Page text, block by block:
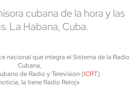
cubana de la hora y las
La Habana, Cuba.
nacional que integra el Sistema de la Radio
Cubana,
de Radio y Televisión (ICRT)
la tiene Radio Reloj»